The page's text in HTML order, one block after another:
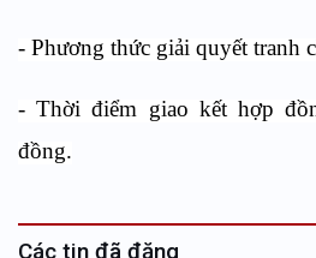
- Phương thức giải quyết tranh
- Thời điểm giao kết hợp
đồng.
Các tin đã đăng